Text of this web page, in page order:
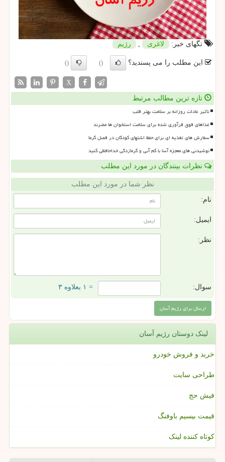
تگهای خبر: لاغری رژیم
این مطلب را می پسندید؟ ()
()
X
تازه ترین مطالب مرتبط
تأثیر عادات روزانه بر سلامت بهتر قلب
غذاهای فوق فرآوری شده برای سلامت استخوان ها مضرند
سفارش های تغذیه ای برای حفظ اشتهای کودکان در فصل گرما
نوشیدنی های معجزه آسا با کم آبی و گرمازدگی خداحافظی کنید
نظرات بینندگان در مورد این مطلب
نظر شما در مورد این مطلب
نام:
ایمیل:
نظر:
سوال: = ۱ بعلاوه ۳
لینک دوستان رژیم آسان
خرید و فروش خودرو
طراحی سایت
فیش حج
قیمت بیسیم باوفنگ
کوتاه کننده لینک